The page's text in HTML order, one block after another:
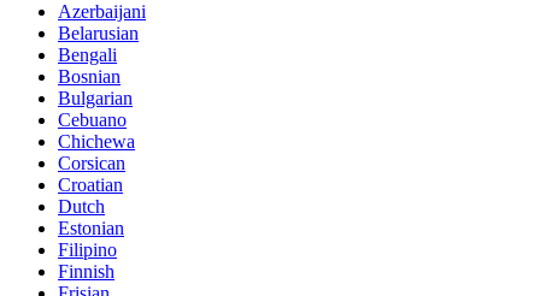
Azerbaijani
Belarusian
Bengali
Bosnian
Bulgarian
Cebuano
Chichewa
Corsican
Croatian
Dutch
Estonian
Filipino
Finnish